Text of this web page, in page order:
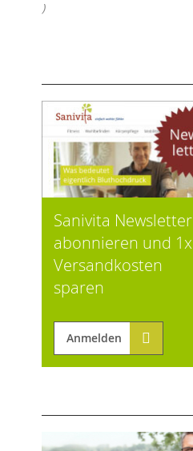
Artikel
Sanivita Newsletter
abonnieren und 1x
Versandkosten
sparen
Anmelden